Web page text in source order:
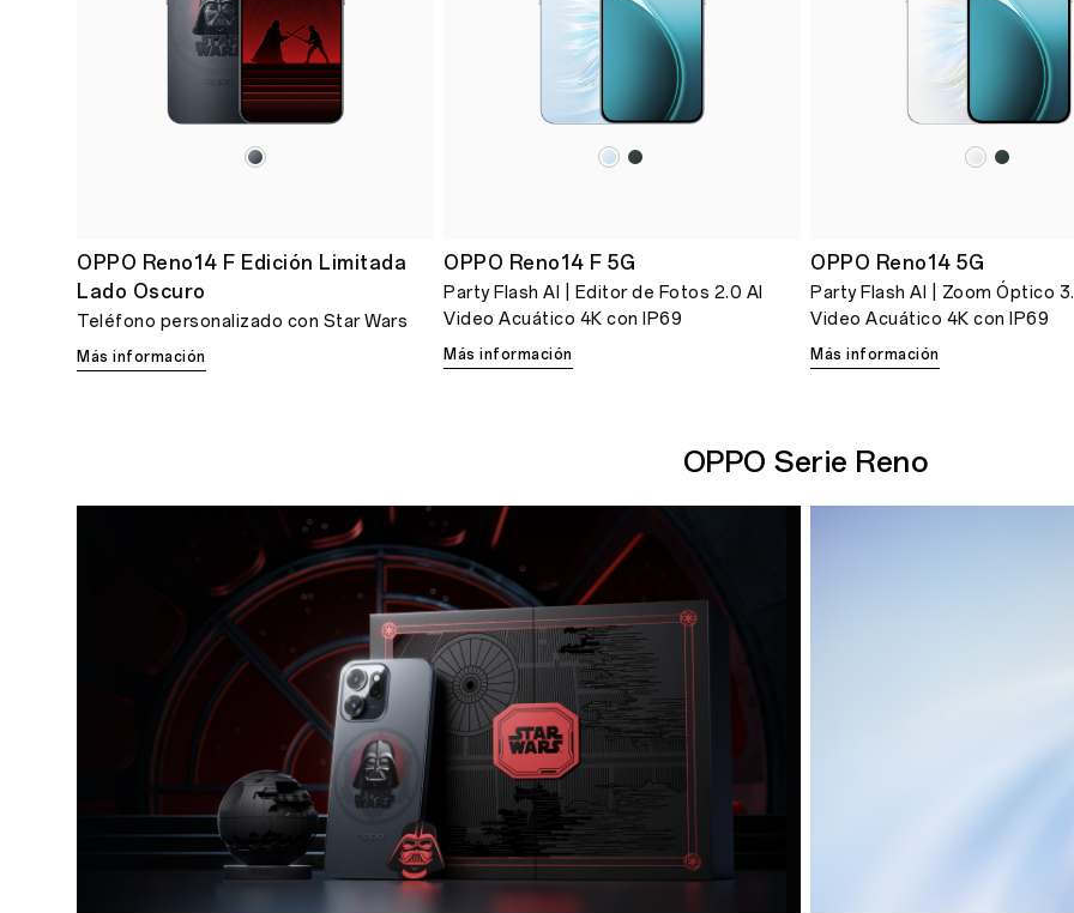
OPPO Reno14 F Edición Limitada
Lado Oscuro
Teléfono personalizado con Star Wars
Más información
OPPO Reno14 F 5G
Party Flash AI | Editor de Fotos 2.0 AI
Video Acuático 4K con IP69
Más información
OPPO Reno14 5G
Party Flash AI | Zoom Óptico
Video Acuático 4K con IP69
Más información
OPPO Serie Reno